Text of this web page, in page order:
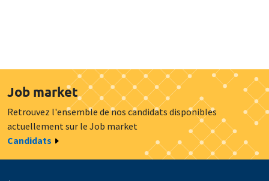
Job market
Retrouvez l'ensemble de nos candidats disponibles
actuellement sur le Job market
Candidats